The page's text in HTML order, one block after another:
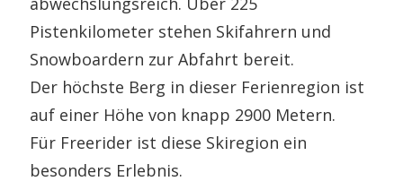
Pistenkilometer stehen Skifahrern und
Snowboardern zur Abfahrt bereit.
Der höchste Berg in dieser Ferienregion ist
auf einer Höhe von knapp 2900 Metern.
Für Freerider ist diese Skiregion ein
besonders Erlebnis.